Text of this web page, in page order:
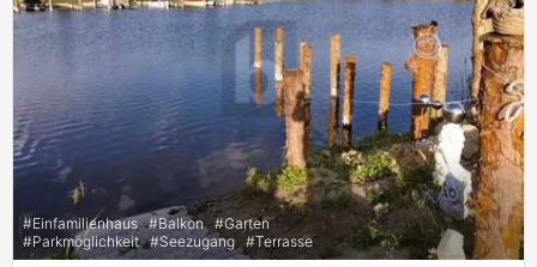
#Einfamilienhaus #Balkon #Garten
#Parkmöglichkeit #Seezugang #Terrasse